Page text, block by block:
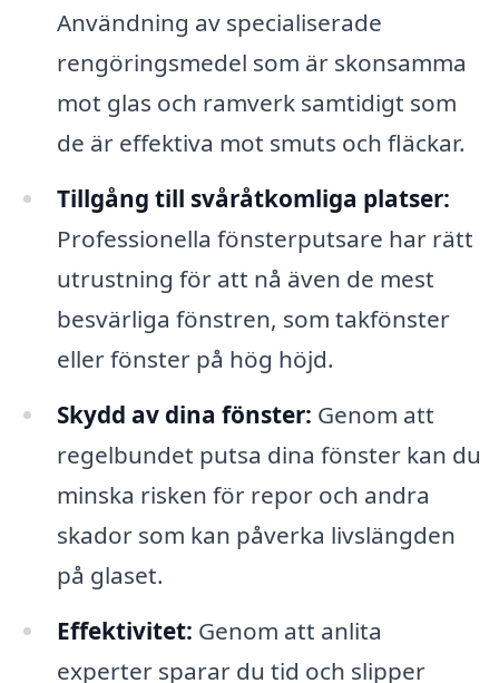
Användning av specialiserade
rengöringsmedel som är skonsamma
mot glas och ramverk samtidigt som
de är effektiva mot smuts och fläckar.
Tillgång till svåråtkomliga platser:
Professionella fönsterputsare har rätt
utrustning för att nå även de mest
besvärliga fönstren, som takfönster
eller fönster på hög höjd.
Skydd av dina fönster: Genom att
regelbundet putsa dina fönster kan du
minska risken för repor och andra
skador som kan påverka livslängden
på glaset.
Effektivitet: Genom att anlita
experter sparar du tid och slipper